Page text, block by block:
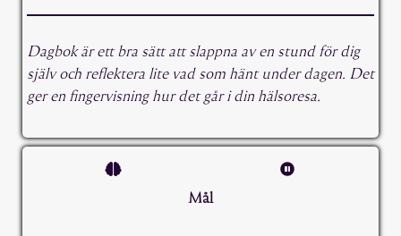
Dagbok är ett bra sätt att slappna av en stund för dig
själv och reflektera lite vad som hänt under dagen. Det
ger en fingervisning hur det går i din hälsoresa.
Mål